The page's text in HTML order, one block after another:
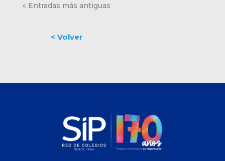
« Entradas más antiguas